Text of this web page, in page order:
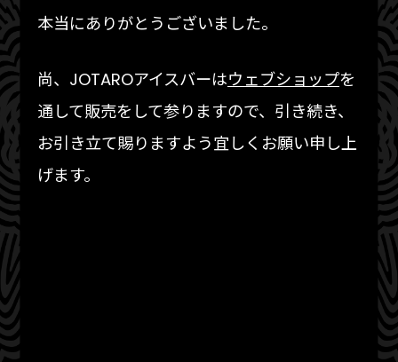
本当にありがとうございました。
尚、JOTAROアイスバーはウェブショップを
通して販売をして参りますので、引き続き、
お引き立て賜りますよう宜しくお願い申し上
げます。